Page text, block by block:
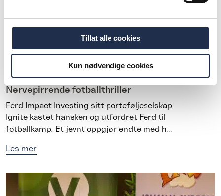
Tillat alle cookies
Kun nødvendige cookies
Nervepirrende fotballthriller
Ferd Impact Investing sitt porteføljeselskap
Ignite kastet hansken og utfordret Ferd til
fotballkamp. Et jevnt oppgjør endte med h...
Les mer